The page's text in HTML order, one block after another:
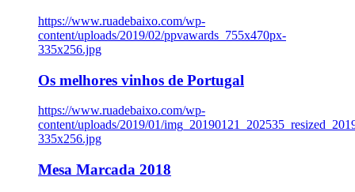
https://www.ruadebaixo.com/wp-
content/uploads/2019/02/ppvawards_755x470px-
335x256.jpg
Os melhores vinhos de Portugal
https://www.ruadebaixo.com/wp-
content/uploads/2019/01/
335x256.jpg
Mesa Marcada 2018